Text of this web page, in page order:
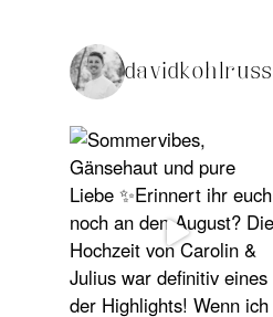
davidkohlruss